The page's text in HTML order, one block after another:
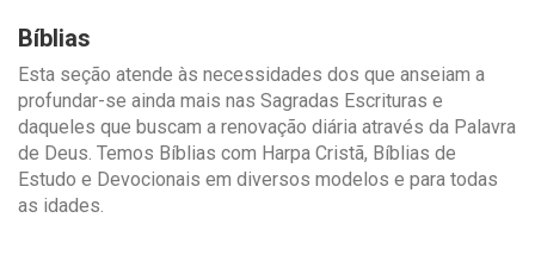
Bíblias
Esta seção atende às necessidades dos que anseiam a
profundar-se ainda mais nas Sagradas Escrituras e
daqueles que buscam a renovação diária através da Palavra
de Deus. Temos Bíblias com Harpa Cristã, Bíblias de
Estudo e Devocionais em diversos modelos e para todas
as idades.